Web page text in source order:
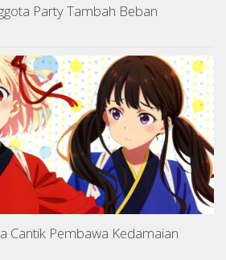
Party Tambah Beban
Cantik Pembawa Kedamaian